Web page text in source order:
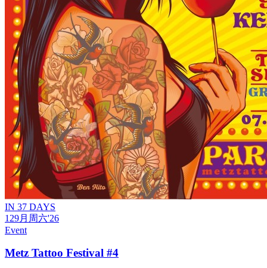
IN 37 DAYS
129月 周六'26
Event
Metz Tattoo Festival #4